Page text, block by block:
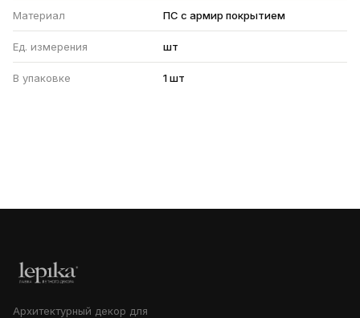
Материал ПС с армир покрытием
Ед. измерения шт
В упаковке 1 шт
Архитектурный декор для